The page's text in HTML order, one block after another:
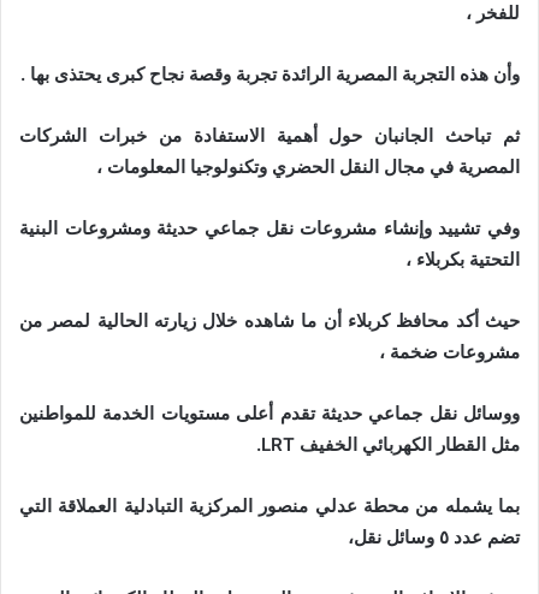
للفخر ،
وأن هذه التجربة المصرية الرائدة تجربة وقصة نجاح كبرى يحتذى بها .
ثم تباحث الجانبان حول أهمية الاستفادة من خبرات الشركات
المصرية في مجال النقل الحضري وتكنولوجيا المعلومات ،
وفي تشييد وإنشاء مشروعات نقل جماعي حديثة ومشروعات البنية
التحتية بكربلاء ،
حيث أكد محافظ كربلاء أن ما شاهده خلال زيارته الحالية لمصر من
مشروعات ضخمة ،
ووسائل نقل جماعي حديثة تقدم أعلى مستويات الخدمة للمواطنين
مثل القطار الكهربائي الخفيف LRT.
بما يشمله من محطة عدلي منصور المركزية التبادلية العملاقة التي
تضم عدد ٥ وسائل نقل،